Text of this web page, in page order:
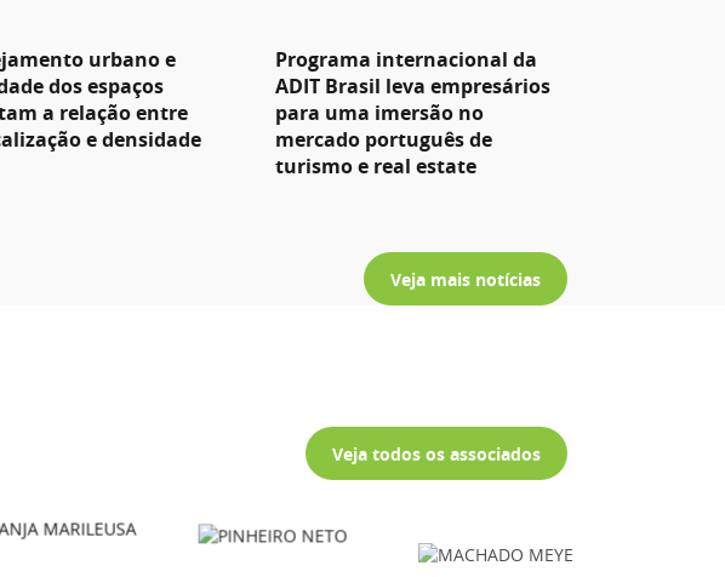
urbano e
dos espaços
a relação entre
e densidade
Programa internacional da
ADIT Brasil leva empresários
para uma imersão no
mercado português de
turismo e real estate
Veja mais notícias
Veja todos os associados